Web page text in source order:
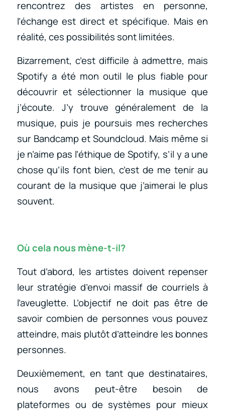
rencontrez des artistes en personne,
l’échange est direct et spécifique. Mais en
réalité, ces possibilités sont limitées.
Bizarrement, c’est difficile à admettre, mais
Spotify a été mon outil le plus fiable pour
découvrir et sélectionner la musique que
j’écoute. J’y trouve généralement de la
musique, puis je poursuis mes recherches
sur Bandcamp et Soundcloud. Mais même si
je n’aime pas l’éthique de Spotify, s’il y a une
chose qu’ils font bien, c’est de me tenir au
courant de la musique que j’aimerai le plus
souvent.
Où cela nous mène-t-il?
Tout d’abord, les artistes doivent repenser
leur stratégie d’envoi massif de courriels à
l’aveuglette. L’objectif ne doit pas être de
savoir combien de personnes vous pouvez
atteindre, mais plutôt d’atteindre les bonnes
personnes.
Deuxièmement, en tant que destinataires,
nous avons peut-être besoin de
plateformes ou de systèmes pour mieux